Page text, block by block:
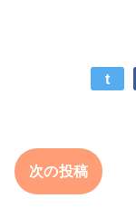
t
次の投稿